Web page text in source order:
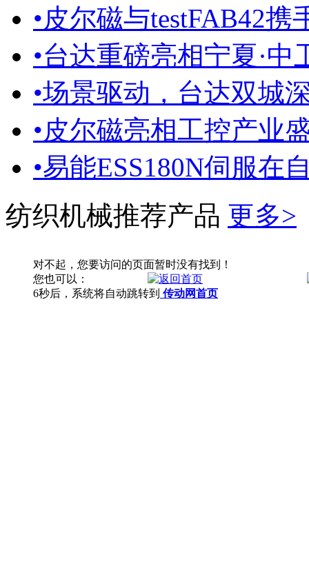
•皮尔磁与testFAB42
•台达重磅亮相宁夏·中
•场景驱动，台达双城
•皮尔磁亮相工控产业
•易能ESS180N伺服在
纺织机械推荐产品 更多>
对不起，您要访问的页面暂时没有找到！
您也可以：
6秒后，系统将自动跳转到 传动网首页